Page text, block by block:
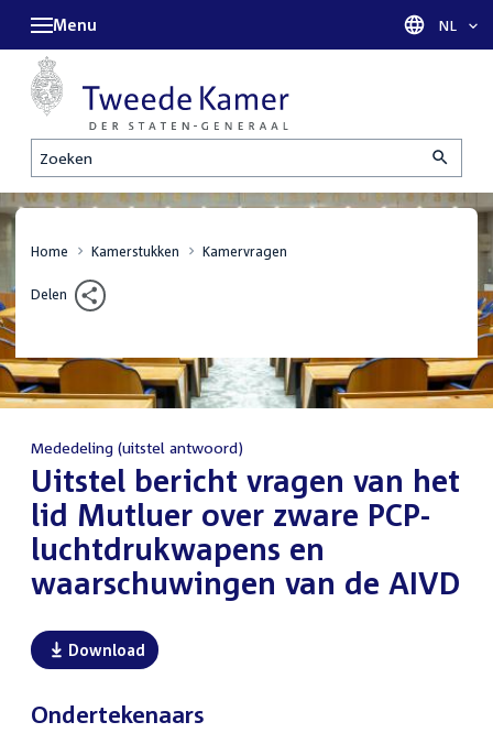
Zoeken
Menu Taal
NL
Home Kamerstukken Kamervragen
Delen
Mededeling (uitstel antwoord)
:Uitstel bericht vragen van het
lid Mutluer over zware PCP-
luchtdrukwapens en
waarschuwingen van de AIVD
Download
Ondertekenaars